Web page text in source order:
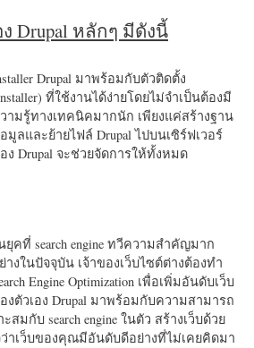
Drupal หลักๆ มีดังนี้
Drupal มาพร้อมกับตัวติดตั้ง
ที่ใช้งานได้ง่ายโดยไม่จำเป็นต้องมี
ามรู้ทางเทคนิคมากนัก เพียงแค่สร้างฐาน
มูลและย้ายไฟล์ Drupal ไปบนเซิร์ฟเวอร์
Drupal จะช่วยจัดการให้ทั้งหมด
ยุคที่ search engine ทวีความสำคัญมาก
างในปัจจุบัน เจ้าของเว็บไซต์ต่างต้องทำ
Engine Optimization เพื่อเพิ่มอันดับเว็บ
งตัวเอง Drupal มาพร้อมกับความสามารถ
สมกับ search engine ในตัว สร้างเว็บด้วย
าเว็บของคุณมีอันดับดีอย่างที่ไม่เคยคิดมา